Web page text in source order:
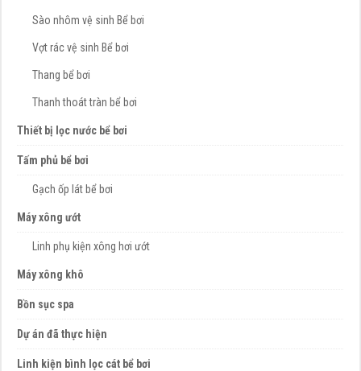
Sào nhôm vệ sinh Bể bơi
Vợt rác vệ sinh Bể bơi
Thang bể bơi
Thanh thoát tràn bể bơi
Thiết bị lọc nước bể bơi
Tấm phủ bể bơi
Gạch ốp lát bể bơi
Máy xông ướt
Linh phụ kiện xông hơi ướt
Máy xông khô
Bồn sục spa
Dự án đã thực hiện
Linh kiện bình lọc cát bể bơi